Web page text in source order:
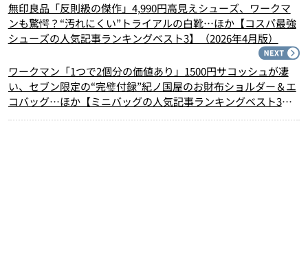
無印良品「反則級の傑作」4,990円高見えシューズ、ワークマ
ンも驚愕？“汚れにくい”トライアルの白靴…ほか【コスパ最強
シューズの人気記事ランキングベスト3】（2026年4月版）
ワークマン「1つで2個分の価値あり」1500円サコッシュが凄
い、セブン限定の“完璧付録”紀ノ国屋のお財布ショルダー＆エ
コバッグ…ほか【ミニバッグの人気記事ランキングベスト3】